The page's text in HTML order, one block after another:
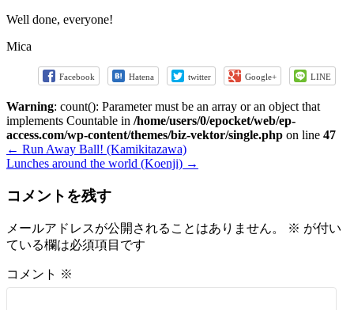
Well done, everyone!
Mica
Facebook Hatena twitter Google+ LINE
Warning: count(): Parameter must be an array or an object that
implements Countable in /home/users/0/epocket/web/ep-
access.com/wp-content/themes/biz-vektor/single.php on line 47
← Run Away Ball! (Kamikitazawa)
Lunches around the world (Koenji) →
コメントを残す
メールアドレスが公開されることはありません。 ※ が付い
ている欄は必須項目です
コメント ※